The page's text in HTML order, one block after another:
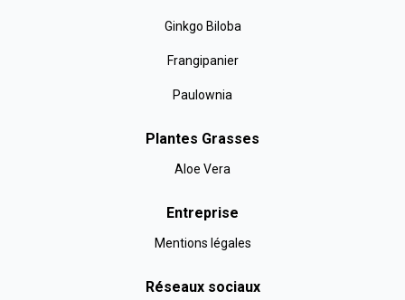
Ginkgo Biloba
Frangipanier
Paulownia
Plantes Grasses
Aloe Vera
Entreprise
Mentions légales
Réseaux sociaux